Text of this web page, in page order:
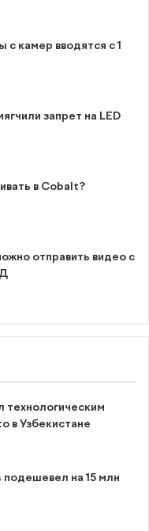
камер вводятся с 1
запрет на LED
в Cobalt?
отправить видео с
технологическим
в Узбекистане
на 15 млн